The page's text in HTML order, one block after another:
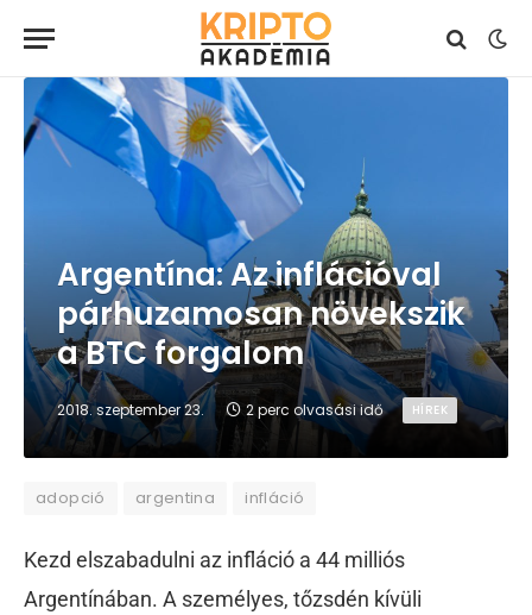
Argentína: Az inflációval
párhuzamosan növekszik
a BTC forgalom
2018. szeptember 23. 2 perc olvasási idő HÍREK
adopció argentina infláció
Kezd elszabadulni az infláció a 44 milliós
Argentínában. A személyes, tőzsdén kívüli